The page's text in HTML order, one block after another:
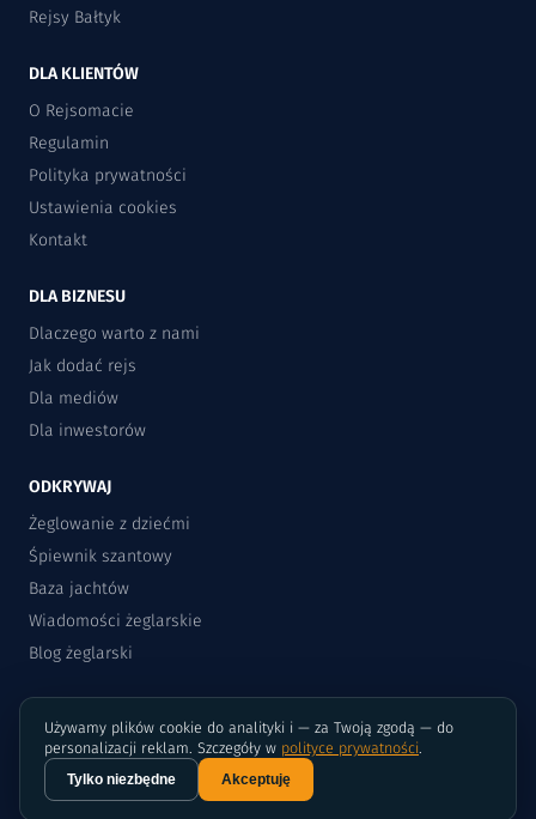
Używamy plików cookie do analityki i — za Twoją zgodą — do
personalizacji reklam. Szczegóły w polityce prywatności.
Tylko niezbędne Akceptuję
Rejsy Bałtyk
DLA KLIENTÓW
O Rejsomacie
Regulamin
Polityka prywatności
Ustawienia cookies
Kontakt
DLA BIZNESU
Dlaczego warto z nami
Jak dodać rejs
Dla mediów
Dla inwestorów
ODKRYWAJ
Żeglowanie z dziećmi
Śpiewnik szantowy
Baza jachtów
Wiadomości żeglarskie
Blog żeglarski
©2015-2026 Rejsomat.pl